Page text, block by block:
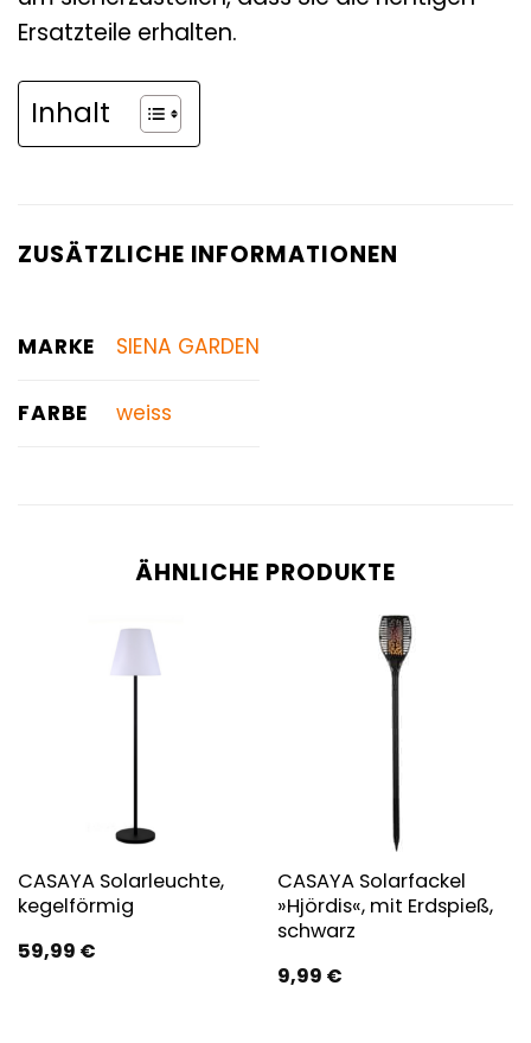
Ersatzteile erhalten.
Inhalt
ZUSÄTZLICHE INFORMATIONEN
MARKE SIENA GARDEN
FARBE weiss
ÄHNLICHE PRODUKTE
CASAYA Solarleuchte,
kegelförmig
59,99 €
CASAYA Solarfackel
»Hjördis«, mit Erdspieß,
schwarz
9,99 €